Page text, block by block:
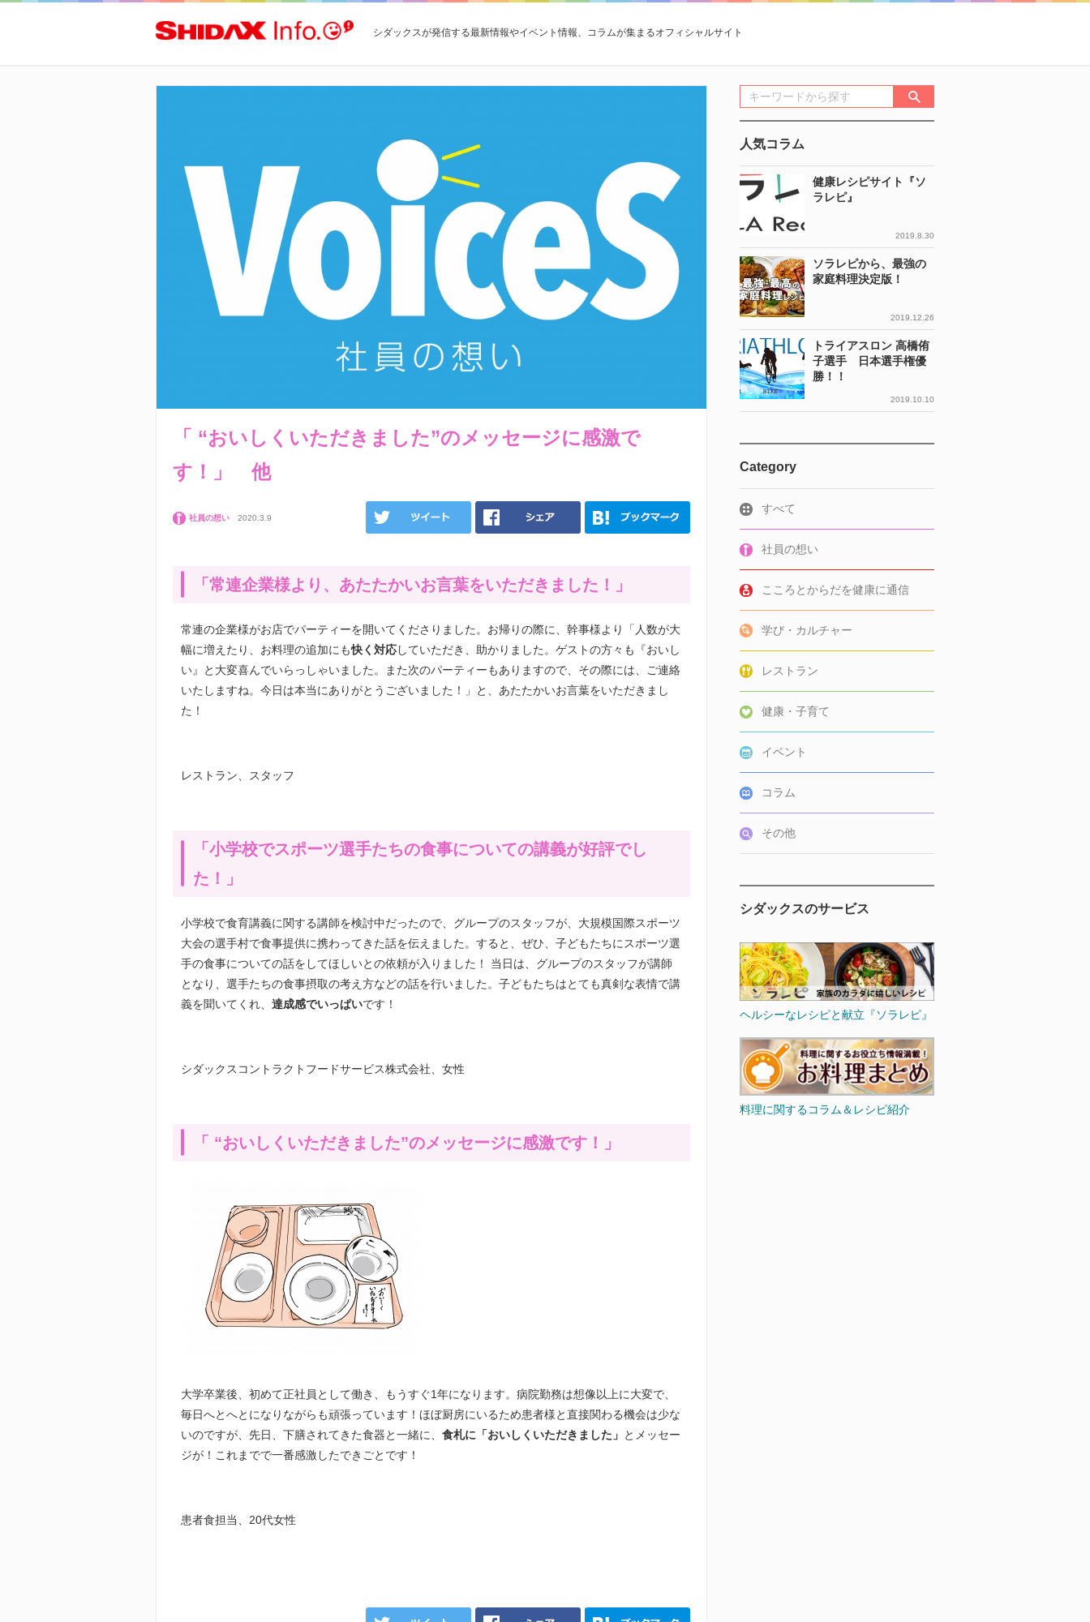
シダックスが発信する最新情報やイベント情報、コラムが集まるオフィシャルサイト
「 “おいしくいただきました”のメッセージに感激で
す！」 他
社員の想い 2020.3.9
「常連企業様より、あたたかいお言葉をいただきました！」
常連の企業様がお店でパーティーを開いてくださりました。お帰りの際に、幹事様より「人数が大
幅に増えたり、お料理の追加にも快く対応していただき、助かりました。ゲストの方々も『おいし
い』と大変喜んでいらっしゃいました。また次のパーティーもありますので、その際には、ご連絡
いたしますね。今日は本当にありがとうございました！」と、あたたかいお言葉をいただきまし
た！
レストラン、スタッフ
「小学校でスポーツ選手たちの食事についての講義が好評でし
た！」
小学校で食育講義に関する講師を検討中だったので、グループのスタッフが、大規模国際スポーツ
大会の選手村で食事提供に携わってきた話を伝えました。すると、ぜひ、子どもたちにスポーツ選
手の食事についての話をしてほしいとの依頼が入りました！ 当日は、グループのスタッフが講師
となり、選手たちの食事摂取の考え方などの話を行いました。子どもたちはとても真剣な表情で講
義を聞いてくれ、 達成感でいっぱいです！
シダックスコントラクトフードサービス株式会社、女性
「 “おいしくいただきました”のメッセージに感激です！」
大学卒業後、初めて正社員として働き、もうすぐ1年になります。病院勤務は想像以上に大変で、
毎日へとへとになりながらも頑張っています！ほぼ厨房にいるため患者様と直接関わる機会は少な
いのですが、先日、下膳されてきた食器と一緒に、 食札に「おいしくいただきました」 とメッセー
ジが！これまでで一番感激したできごとです！
患者食担当、 20代女性
人気コラム
健康レシピサイト『ソ
ラレピ』
2019.8.30
ソラレピから、最強の
家庭料理決定版！
2019.12.26
トライアスロン 高橋侑
子選手 日本選手権優
勝！！
2019.10.10
Category
すべて
社員の想い
こころとからだを健康に通信
学び・カルチャー
レストラン
健康・子育て
イベント
コラム
その他
シダックスのサービス
ヘルシーなレシピと献立『ソラレピ』
料理に関するコラム＆レシピ紹介